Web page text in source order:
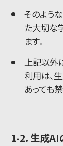
そのよう
た大切な
ます。
上記以外
利用は、
あっても
1-2. 生成AI